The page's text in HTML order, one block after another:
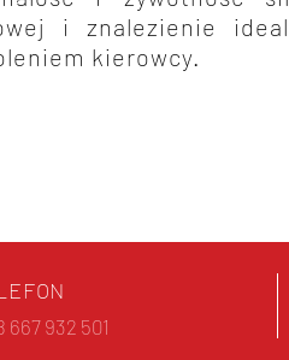
i znalezienie
kierowcy.
667 932 501